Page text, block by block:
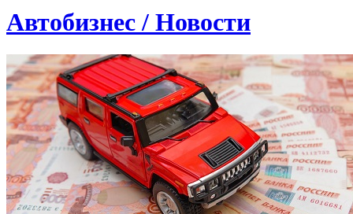
Автобизнес / Новости